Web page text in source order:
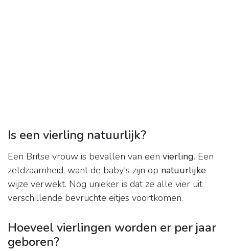
Is een vierling natuurlijk?
Een Britse vrouw is bevallen van een vierling. Een
zeldzaamheid, want de baby's zijn op natuurlijke
wijze verwekt. Nog unieker is dat ze alle vier uit
verschillende bevruchte eitjes voortkomen.
Hoeveel vierlingen worden er per jaar
geboren?